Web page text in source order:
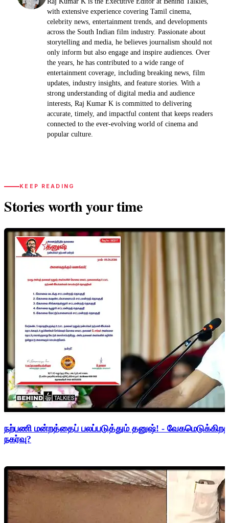
with extensive experience covering Tamil cinema,
celebrity news, entertainment trends, and developments
across the South Indian film industry. Passionate about
storytelling and media, he believes journalism should not
only inform but also engage and inspire audiences. Over
the years, he has contributed to a wide range of
entertainment coverage, including breaking news, film
updates, industry insights, and feature stories. With a
strong understanding of digital media and audience
interests, Raj Kumar K is committed to delivering
accurate, timely, and impactful content that keeps readers
connected to the ever-evolving world of cinema and
popular culture.
KEEP READING
Stories worth your time
நற்பணி மன்றத்தைப் பலப்படுத்தும் தனுஷ்! -
நகர்வு?